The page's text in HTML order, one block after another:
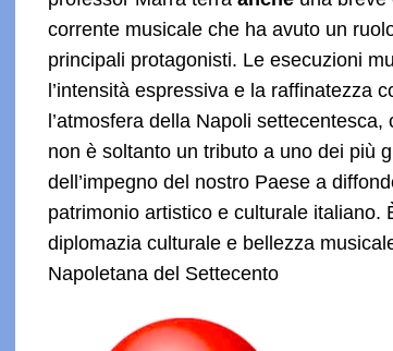
corrente musicale che ha avuto un
principali protagonisti. Le esecuzioni
l’intensità espressiva e la raffinatezza
l’atmosfera della Napoli
non è soltanto un tributo a uno dei più
dell’impegno del nostro Paese a
patrimonio artistico e culturale italiano.
diplomazia culturale e bellezza
Napoletana del Settecento